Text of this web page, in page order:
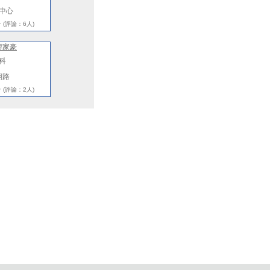
心
(評論：6人)
家豪
路
(評論：2人)